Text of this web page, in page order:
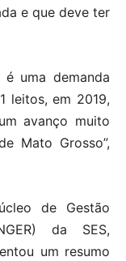
e que deve ter
uma demanda
leitos, em 2019,
avanço muito
Mato Grosso”,
de Gestão
da SES,
um resumo